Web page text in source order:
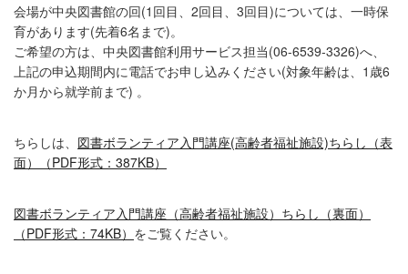
会場が中央図書館の回(1回目、2回目、3回目)については、一時保
育があります(先着6名まで)。
ご希望の方は、中央図書館利用サービス担当(06-6539-3326)へ、
上記の申込期間内に電話でお申し込みください(対象年齢は、1歳6
か月から就学前まで) 。
ちらしは、 図書ボランティア入門講座(高齢者福祉施設)ちらし（表
面）（PDF形式：387KB）
図書ボランティア入門講座（高齢者福祉施設）ちらし（裏面）
（PDF形式：74KB） をご覧ください。